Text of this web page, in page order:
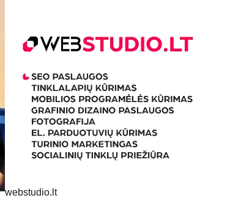
webstudio.lt